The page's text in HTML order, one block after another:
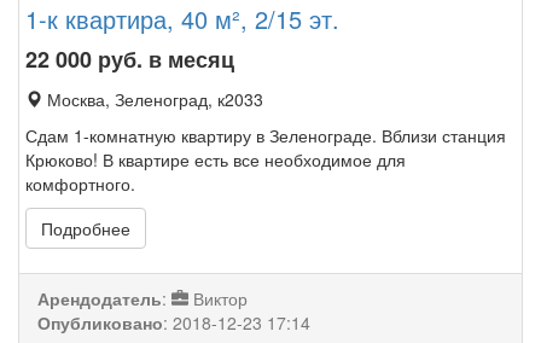
1-к квартира, 40 м², 2/15 эт.
22 000 руб. в месяц
Москва, Зеленоград, к2033
Сдам 1-комнатную квартиру в Зеленограде. Вблизи станция
Крюково! В квартире есть все необходимое для
комфортного.
Подробнее
Арендодатель:
Виктор
Опубликовано: 2018-12-23 17:14